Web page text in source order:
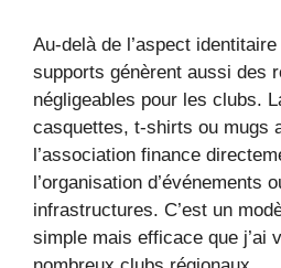
Au-delà de l’aspect
supports génèrent aussi des
négligeables pour les clubs.
casquettes, t-shirts ou mugs
l’association finance
l’organisation d’événements
infrastructures. C’est un
simple mais efficace que j’ai